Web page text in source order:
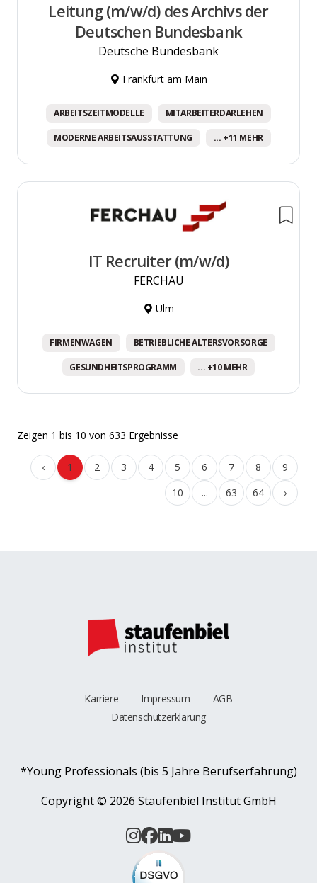
Leitung (m/w/d) des Archivs der
Deutschen Bundesbank
Deutsche Bundesbank
Frankfurt am Main
ARBEITSZEITMODELLE MITARBEITERDARLEHEN
MODERNE ARBEITSAUSSTATTUNG ... +11 MEHR
IT Recruiter (m/w/d)
FERCHAU
Ulm
FIRMENWAGEN BETRIEBLICHE ALTERSVORSORGE
GESUNDHEITSPROGRAMM ... +10 MEHR
Zeigen 1 bis 10 von 633 Ergebnisse
‹ 1 2 3 4 5 6 7 8
9
10
... 63 64 ›
Karriere Impressum
AGB
Datenschutzerklärung
*Young Professionals (bis 5 Jahre Berufserfahrung)
Copyright © 2026 Staufenbiel Institut GmbH